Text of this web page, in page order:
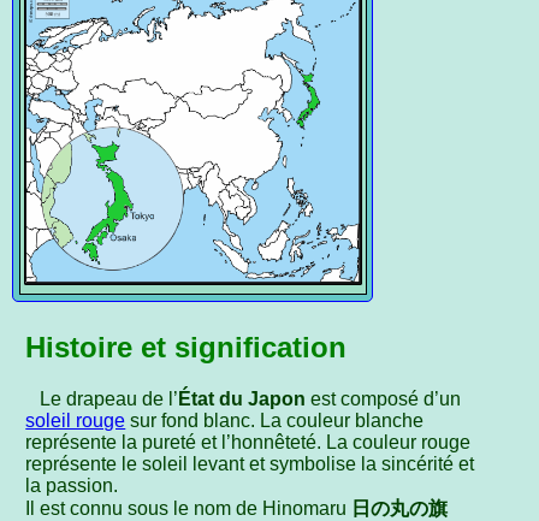
Histoire et signification
Le drapeau de l’ État du Japon est composé d’un
soleil rouge sur fond blanc. La couleur blanche
représente la pureté et l’honnêteté. La couleur rouge
représente le soleil levant et symbolise la sincérité et
la passion.
Il est connu sous le nom de Hinomaru 日の丸の旗